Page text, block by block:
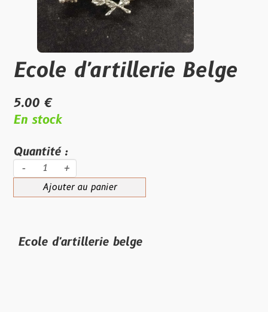
Ecole d'artillerie Belge
5.00 €
En stock
Quantité :
- +
Ajouter au panier
Ecole d'artillerie belge